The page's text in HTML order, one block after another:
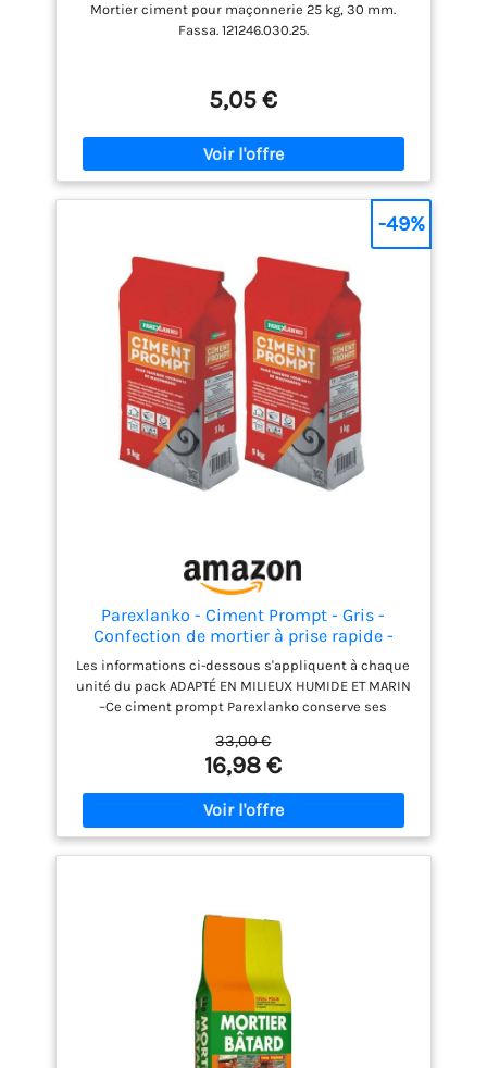
Mortier ciment pour maçonnerie 25 kg, 30 mm.
Fassa. 121246.030.25.
5,05 €
Parexlanko - Ciment Prompt - Gris -
Confection de mortier à prise rapide -
Tous supports de maçonnerie - Adapté en
milieux humide et marin - 5kg (Lot de 2)
Les informations ci-dessous s'appliquent à chaque
unité du pack ADAPTÉ EN MILIEUX HUMIDE ET MARIN
–Ce ciment prompt Parexlanko conserve ses
particulièrement adapté pour les travaux en
milieux humide et marin. MORTIER À PRISE RAPIDE –
Ce ciment prêt à mélanger vous permet de réaliser
des mortiers au temps de prise très court, de
l’ordre de 2 min à 20 °C ou 4 min à 10 °C. IDÉAL POUR
LES RÉPARATIONS ET PETITS SCELLEMENTS – Ce
pour les réparations diverses et les calages. MULTI-
SUPPORT – Ce ciment prompt est adapté à tous les
ou ciment. Il convient également pour sceller des
éléments en béton, même fortement sollicités.
STOCKAGE FACILE - Conditionné dans un sac de 2,5
kg facile à ranger, ce ciment prompt naturel se
conserve 18 mois après fabrication, dans son
33,00 €
16,98 €
-49%